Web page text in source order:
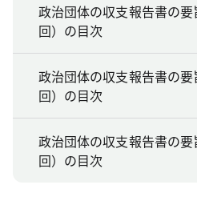
政治団体の収支報告書の
回）の目次
政治団体の収支報告書の
回）の目次
政治団体の収支報告書の
回）の目次